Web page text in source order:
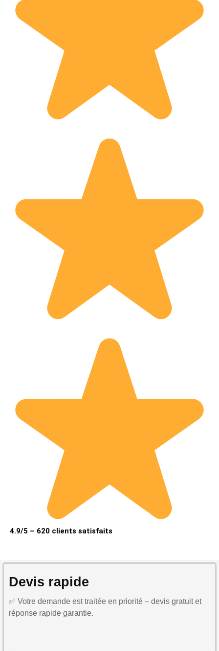
4.9/5 – 620 clients satisfaits
Devis rapide
✅ Votre demande est traitée en priorité – devis gratuit et
réponse rapide garantie.